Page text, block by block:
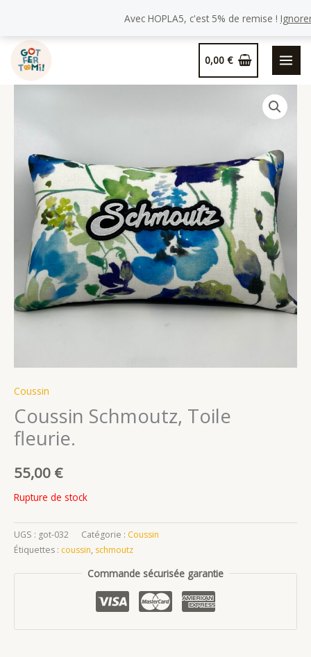
Avec HOPLA5, c'est 5% de remise !
0,00€
Coussin
Coussin Schmoutz, Toile
fleurie.
55,00 €
Rupture de stock
UGS : got-032 Catégorie : Coussin
Étiquettes : coussin, schmoutz
Commande sécurisée garantie